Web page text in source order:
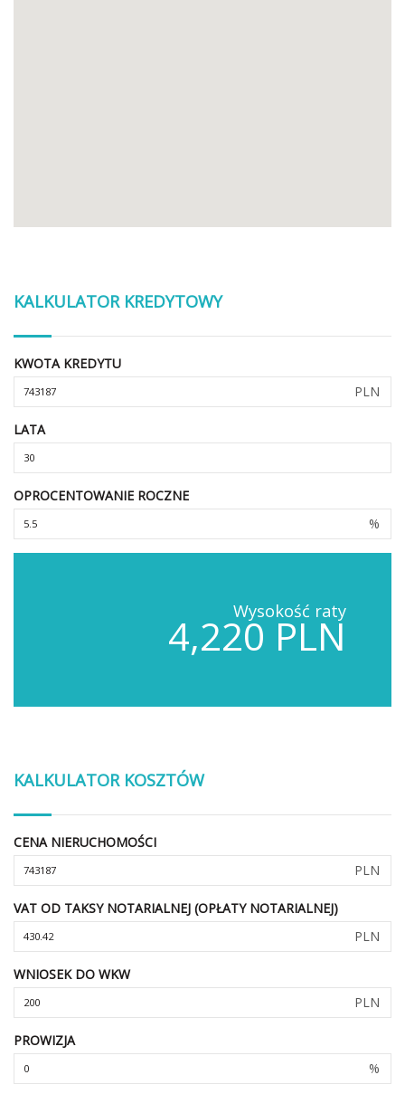
KALKULATOR KREDYTOWY
KWOTA KREDYTU
PLN
LATA
OPROCENTOWANIE ROCZNE
%
Wysokość raty
4,220 PLN
KALKULATOR KOSZTÓW
CENA NIERUCHOMOŚCI
PLN
VAT OD TAKSY NOTARIALNEJ (OPŁATY NOTARIALNEJ)
PLN
WNIOSEK DO WKW
PLN
PROWIZJA
%